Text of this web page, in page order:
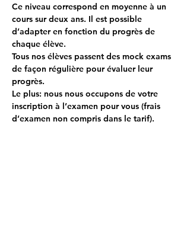
Ce niveau correspond en moyenne à un
cours sur deux ans. Il est possible
d’adapter en fonction du progrès de
chaque élève.
Tous nos élèves passent des mock exams
de façon régulière pour évaluer leur
progrès.
Le plus: nous nous occupons de votre
inscription à l’examen pour vous (frais
d’examen non compris dans le tarif).